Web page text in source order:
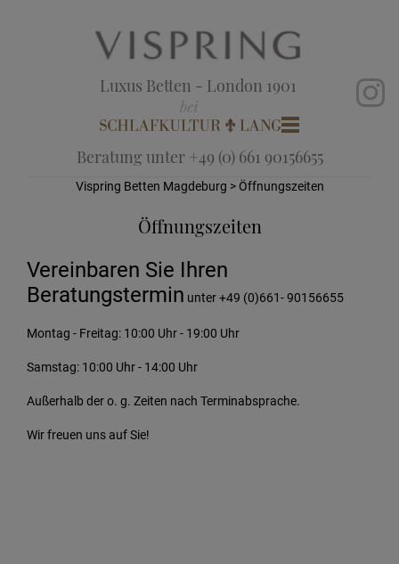
Luxus Betten - London 1901
Beratung unter +49 (0) 661 90156655
Vispring Betten Magdeburg > Öffnungszeiten
Öffnungszeiten
Vereinbaren Sie Ihren
Beratungstermin unter +49 (0)661- 90156655
Montag - Freitag: 10:00 Uhr - 19:00 Uhr
Samstag: 10:00 Uhr - 14:00 Uhr
Außerhalb der o. g. Zeiten nach Terminabsprache.
Wir freuen uns auf Sie!